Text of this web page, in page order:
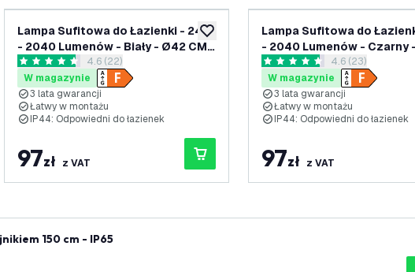
życzeń dodaj do listy życzeń
Lampa Sufitowa do Łazienki - 24W
- 2040 Lumenów - Biały - Ø42 CM -
IP44 Wodoodporność - 2700K -
Lampa Sufitowa LED
otwórz panel recenzji
4.6 Gwiazdki oceny
4.6 (22)
W magazynie
3 lata gwarancji
Łatwy w montażu
IP44: Odpowiedni do łazienek
97zł z VAT
Lampa Sufitowa do
- 2040 Lumenów - Czarny
CM - IP44 Wodoodporność -
2700K - Lampa Sufitowa
otwórz panel
4.6 Gwiazdki oceny
4.6 (23)
W magazynie
3 lata gwarancji
Łatwy w montażu
IP44: Odpowiedni do łazienek
97zł z VAT
150 cm - IP65